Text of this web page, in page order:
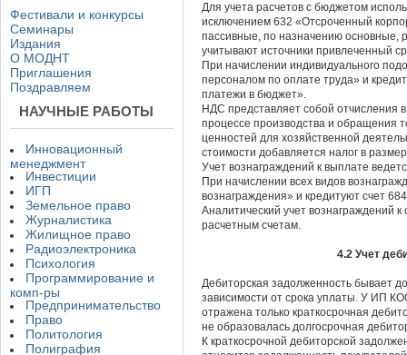
Фестивали и конкурсы
Семинары
Издания
О МОДНТ
Приглашения
Поздравляем
НАУЧНЫЕ РАБОТЫ
Инновационный
менеджмент
Инвестиции
ИГП
Земельное право
Журналистика
Жилищное право
Радиоэлектроника
Психология
Программирование и
комп-ры
Предпринимательство
Право
Политология
Полиграфия
Для учета расчетов с бюджетом
исключением 632 «Отсроченный
пассивные, по назначению основные,
учитывают источники привлеченный
При начислении индивидуального
персоналом по оплате труда» и
платежи в бюджет».
НДС представляет собой отчисления
процессе производства и обращения
ценностей для хозяйственной
стоимости добавляется налог в
Учет вознаграждений к выплате
При начислении всех видов
вознаграждения» и кредитуют счет
Аналитический учет вознаграждений
расчетным счетам.
4.2 Учет
Дебиторская задолженность бывает
зависимости от срока уплаты. У
отражена только краткосрочная
не образовалась долгосрочная
К краткосрочной дебиторской